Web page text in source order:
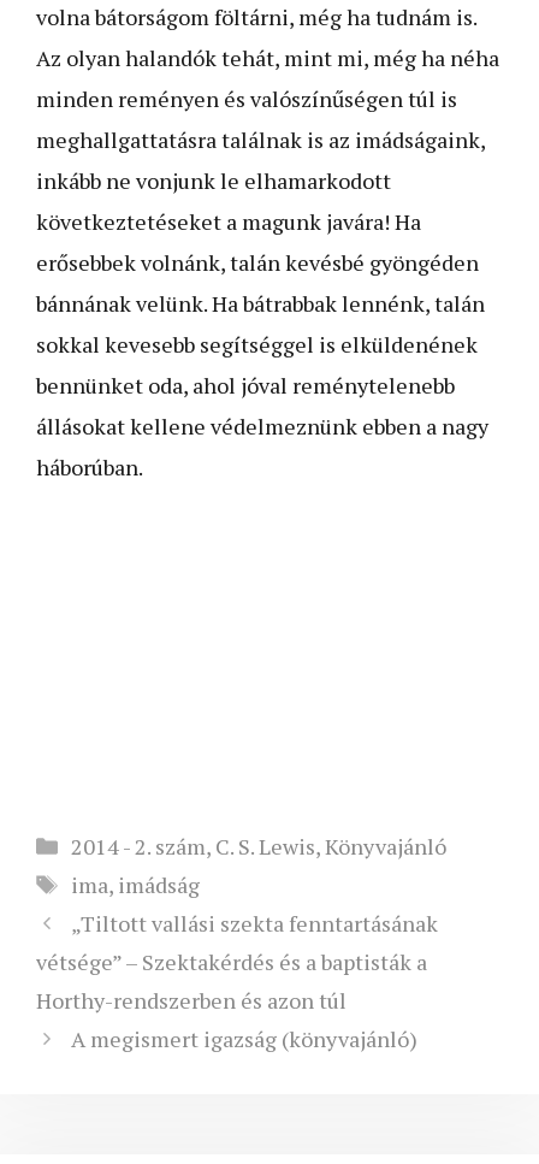
volna bátorságom föltárni, még ha tudnám is.
Az olyan halandók tehát, mint mi, még ha néha
minden reményen és valószínűségen túl is
meghallgattatásra találnak is az imádságaink,
inkább ne vonjunk le elhamarkodott
következtetéseket a magunk javára! Ha
erősebbek volnánk, talán kevésbé gyöngéden
bánnának velünk. Ha bátrabbak lennénk, talán
sokkal kevesebb segítséggel is elküldenének
bennünket oda, ahol jóval reménytelenebb
állásokat kellene védelmeznünk ebben a nagy
háborúban.
Kategória
2014 - 2. szám, C. S. Lewis,Könyvajánló
Címkék
ima, imádság
„Tiltott vallási szekta fenntartásának
vétsége” – Szektakérdés és a baptisták a
Horthy-rendszerben és azon túl
A megismert igazság (könyvajánló)